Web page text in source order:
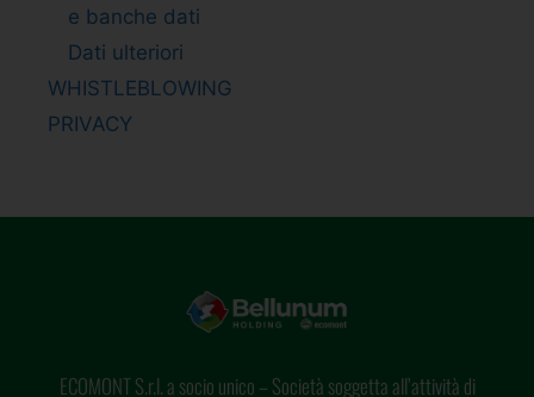
e banche dati
Dati ulteriori
WHISTLEBLOWING
PRIVACY
ECOMONT S.r.l. a socio unico – Società soggetta all’attività di